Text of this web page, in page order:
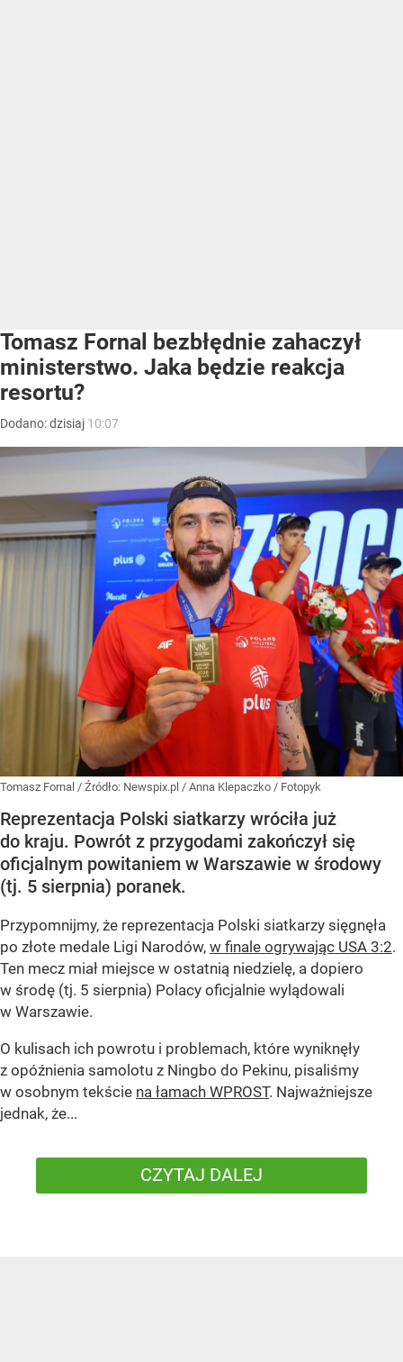
Tomasz Fornal bezbłędnie zahaczył
ministerstwo. Jaka będzie reakcja
resortu?
Dodano:dzisiaj 10:07
Tomasz Fornal / Źródło: Newspix.pl / Anna Klepaczko / Fotopyk
Reprezentacja Polski siatkarzy wróciła już
do kraju. Powrót z przygodami zakończył się
oficjalnym powitaniem w Warszawie w środowy
(tj. 5 sierpnia) poranek.
Przypomnijmy, że reprezentacja Polski siatkarzy sięgnęła
po złote medale Ligi Narodów, w finale ogrywając USA 3:2.
Ten mecz miał miejsce w ostatnią niedzielę, a dopiero
w środę (tj. 5 sierpnia) Polacy oficjalnie wylądowali
w Warszawie.
O kulisach ich powrotu i problemach, które wyniknęły
z opóźnienia samolotu z Ningbo do Pekinu, pisaliśmy
w osobnym tekście na łamach WPROST. Najważniejsze
jednak, że...
CZYTAJ DALEJ